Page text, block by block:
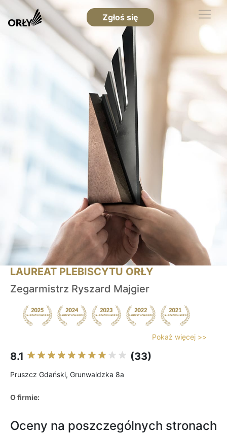
Zgłoś się
LAUREAT PLEBISCYTU ORŁY
Zegarmistrz Ryszard Majgier
Pokaż więcej >>
8.1 (33)
Pruszcz Gdański, Grunwaldzka 8a
O firmie:
Oceny na poszczególnych stronach